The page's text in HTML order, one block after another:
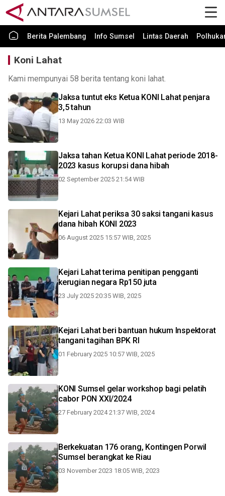
Berita Palembang Info Sumsel Lintas Daerah
Koni Lahat
Kami mempunyai 58 berita tentang koni lahat.
Jaksa tuntut eks Ketua KONI Lahat penjara
3,5 tahun
13 May 2026 22:03 WIB
Jaksa tahan Ketua KONI Lahat periode 2018-
2023 kasus korupsi dana hibah
02 September 2025 21:54 WIB
Kejari Lahat periksa 30 saksi tangani kasus
dana hibah KONI 2023
06 August 2025 15:57 WIB, 2025
Kejari Lahat terima penitipan pengganti
kerugian negara Rp150 juta
23 July 2025 20:35 WIB, 2025
Kejari Lahat beri bantuan hukum Inspektorat
tangani tagihan BPK RI
01 February 2025 10:57 WIB, 2025
KONI Sumsel gelar workshop bagi pelatih
cabor PON XXI/2024
27 February 2024 21:37 WIB, 2024
Berkekuatan 176 orang, Kontingen Porwil
Sumsel berangkat ke Riau
03 November 2023 18:05 WIB, 2023